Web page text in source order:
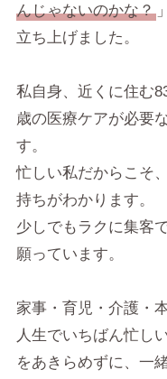
んじゃないのかな？
立ち上げました。
私自身、近くに住む
歳の医療ケアが必要
す。
忙しい私だからこそ
持ちがわかります。
少しでもラクに集客
願っています。
家事・育児・介護・
人生でいちばん忙し
をあきらめずに、一